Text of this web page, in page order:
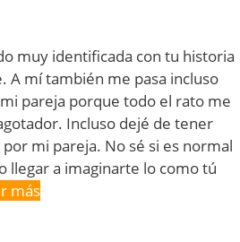
muy identificada con tu historia
A mí también me pasa incluso
pareja porque todo el rato me
Incluso dejé de tener
mi pareja. No sé si es normal
llegar a imaginarte lo como tú
más